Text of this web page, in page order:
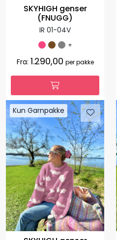
SKYHIGH genser
(FNUGG)
IR 01-04V
+
Fra: 1.290,00 per pakke
Kun Garnpakke